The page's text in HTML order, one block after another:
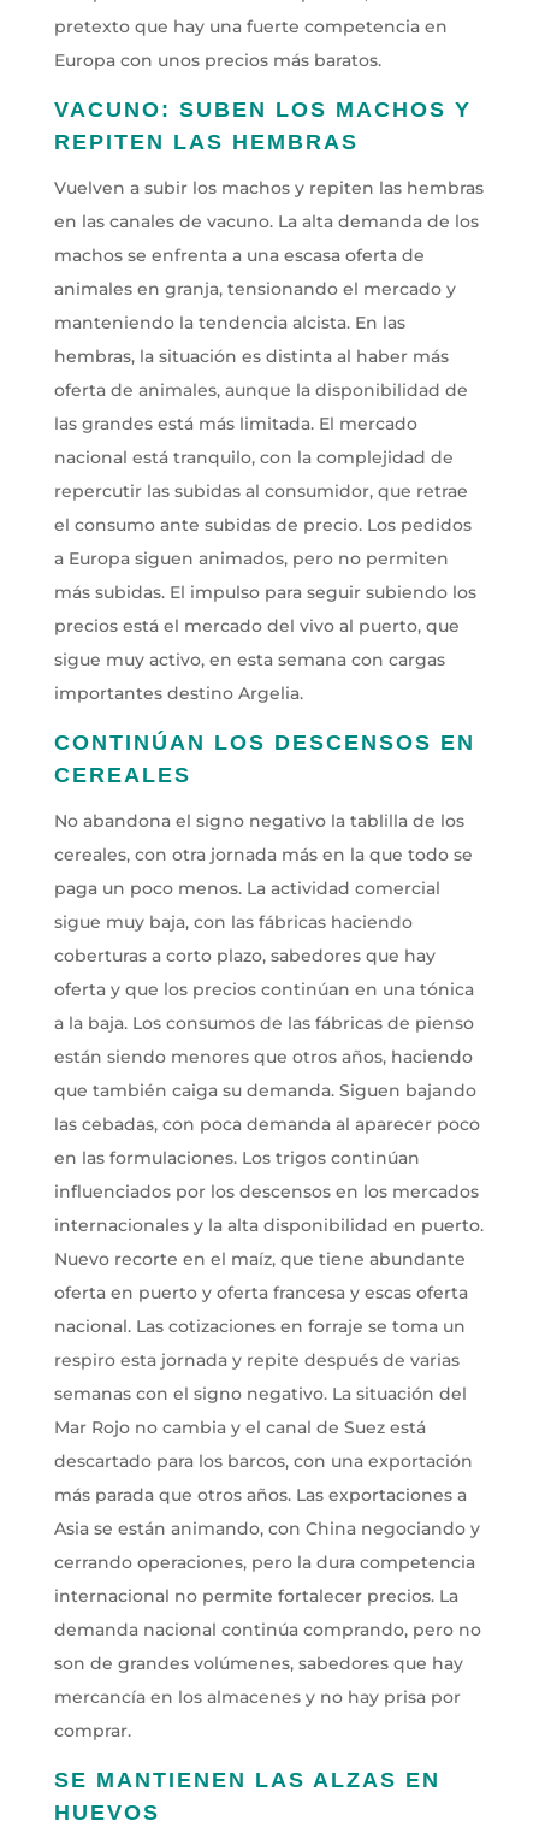
pretexto que hay una fuerte competencia en
Europa con unos precios más baratos.
VACUNO: SUBEN LOS MACHOS Y
REPITEN LAS HEMBRAS
Vuelven a subir los machos y repiten las hembras
en las canales de vacuno. La alta demanda de los
machos se enfrenta a una escasa oferta de
animales en granja, tensionando el mercado y
manteniendo la tendencia alcista. En las
hembras, la situación es distinta al haber más
oferta de animales, aunque la disponibilidad de
las grandes está más limitada. El mercado
nacional está tranquilo, con la complejidad de
repercutir las subidas al consumidor, que retrae
el consumo ante subidas de precio. Los pedidos
a Europa siguen animados, pero no permiten
más subidas. El impulso para seguir subiendo los
precios está el mercado del vivo al puerto, que
sigue muy activo, en esta semana con cargas
importantes destino Argelia.
CONTINÚAN LOS DESCENSOS EN
CEREALES
No abandona el signo negativo la tablilla de los
cereales, con otra jornada más en la que todo se
paga un poco menos. La actividad comercial
sigue muy baja, con las fábricas haciendo
coberturas a corto plazo, sabedores que hay
oferta y que los precios continúan en una tónica
a la baja. Los consumos de las fábricas de pienso
están siendo menores que otros años, haciendo
que también caiga su demanda. Siguen bajando
las cebadas, con poca demanda al aparecer poco
en las formulaciones. Los trigos continúan
influenciados por los descensos en los mercados
internacionales y la alta disponibilidad en puerto.
Nuevo recorte en el maíz, que tiene abundante
oferta en puerto y oferta francesa y escas oferta
nacional. Las cotizaciones en forraje se toma un
respiro esta jornada y repite después de varias
semanas con el signo negativo. La situación del
Mar Rojo no cambia y el canal de Suez está
descartado para los barcos, con una exportación
más parada que otros años. Las exportaciones a
Asia se están animando, con China negociando y
cerrando operaciones, pero la dura competencia
internacional no permite fortalecer precios. La
demanda nacional continúa comprando, pero no
son de grandes volúmenes, sabedores que hay
mercancía en los almacenes y no hay prisa por
comprar.
SE MANTIENEN LAS ALZAS EN
HUEVOS